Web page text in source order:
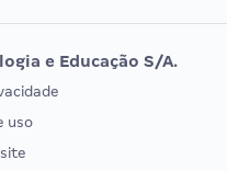
Vunesp
EXAME DE ORDEM
e Educação S/A.
uso